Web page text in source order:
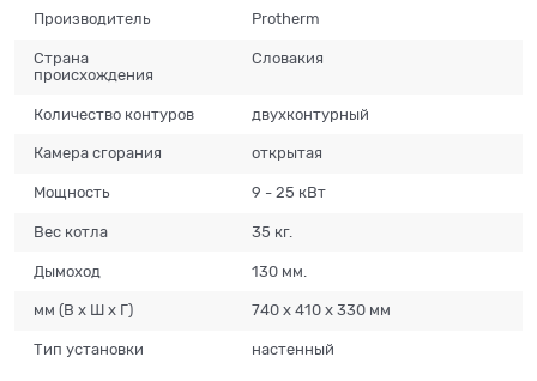
Производитель Protherm
Страна
происхождения
Словакия
Количество контуров двухконтурный
Камера сгорания открытая
Мощность 9 - 25 кВт
Вес котла 35 кг.
Дымоход 130 мм.
мм (В х Ш х Г) 740 х 410 х 330 мм
Тип установки настенный